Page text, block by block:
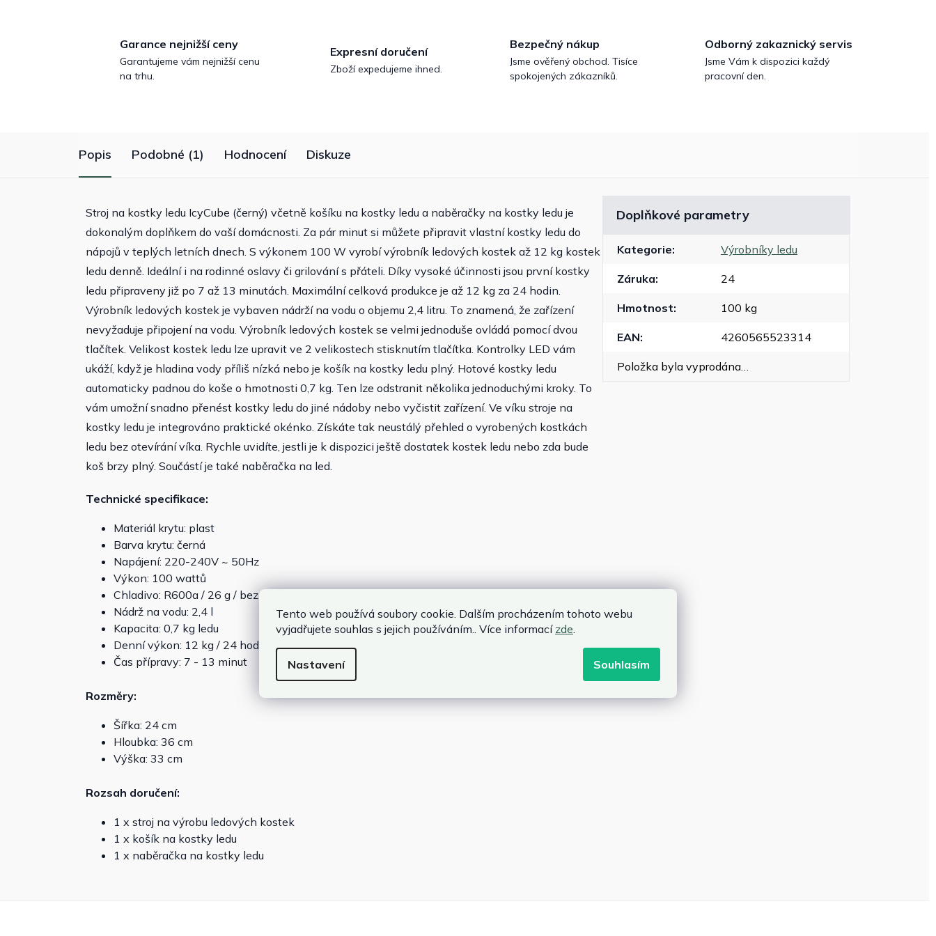
Tento web používá soubory cookie. Dalším procházením tohoto webu
vyjadřujete souhlas s jejich používáním.. Více informací zde.
Nastavení Souhlasím
Garance nejnižší ceny
Garantujeme vám nejnižší cenu
na trhu.
Expresní doručení
Zboží expedujeme ihned.
Bezpečný nákup
Jsme ověřený obchod. Tisíce
spokojených zákazníků.
Odborný zakaznický servis
Jsme Vám k dispozici každý
pracovní den.
Popis Podobné (1) Hodnocení Diskuze
Stroj na kostky ledu IcyCube (černý) včetně košíku na kostky ledu a naběračky na kostky ledu je
dokonalým doplňkem do vaší domácnosti. Za pár minut si můžete připravit vlastní kostky ledu do
nápojů v teplých letních dnech. S výkonem 100 W vyrobí výrobník ledových kostek až 12 kg kostek
ledu denně. Ideální i na rodinné oslavy či grilování s přáteli. Díky vysoké účinnosti jsou první kostky
ledu připraveny již po 7 až 13 minutách. Maximální celková produkce je až 12 kg za 24 hodin.
Výrobník ledových kostek je vybaven nádrží na vodu o objemu 2,4 litru. To znamená, že zařízení
nevyžaduje připojení na vodu. Výrobník ledových kostek se velmi jednoduše ovládá pomocí dvou
tlačítek. Velikost kostek ledu lze upravit ve 2 velikostech stisknutím tlačítka. Kontrolky LED vám
ukáží, když je hladina vody příliš nízká nebo je košík na kostky ledu plný. Hotové kostky ledu
automaticky padnou do koše o hmotnosti 0,7 kg. Ten lze odstranit několika jednoduchými kroky. To
vám umožní snadno přenést kostky ledu do jiné nádoby nebo vyčistit zařízení. Ve víku stroje na
kostky ledu je integrováno praktické okénko. Získáte tak neustálý přehled o vyrobených kostkách
ledu bez otevírání víka. Rychle uvidíte, jestli je k dispozici ještě dostatek kostek ledu nebo zda bude
koš brzy plný. Součástí je také naběračka na led.
Technické specifikace:
Materiál krytu: plast
Barva krytu: černá
Napájení: 220-240V ~ 50Hz
Výkon: 100 wattů
Chladivo: R600a / 26 g / bez freonů
Nádrž na vodu: 2,4 l
Kapacita: 0,7 kg ledu
Denní výkon: 12 kg / 24 hodin
Čas přípravy: 7 - 13 minut
Rozměry:
Šířka: 24 cm
Hloubka: 36 cm
Výška: 33 cm
Rozsah doručení:
1 x stroj na výrobu ledových kostek
1 x košík na kostky ledu
1 x naběračka na kostky ledu
Doplňkové parametry
Kategorie: Výrobníky ledu
Záruka: 24
Hmotnost: 100 kg
EAN: 4260565523314
Položka byla vyprodána…